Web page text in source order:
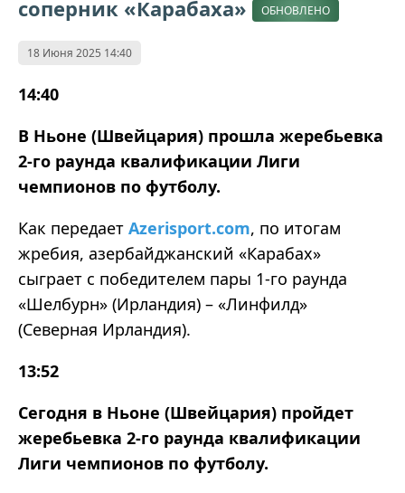
соперник «Карабаха»
ОБНОВЛЕНО
18 Июня 2025 14:40
14:40
В Ньоне (Швейцария) прошла жеребьевка
2-го раунда квалификации Лиги
чемпионов по футболу.
Как передает Аzerisport.com, по итогам
жребия, азербайджанский «Карабах»
сыграет с победителем пары 1-го раунда
«Шелбурн» (Ирландия) – «Линфилд»
(Северная Ирландия).
13:52
Сегодня в Ньоне (Швейцария) пройдет
жеребьевка 2-го раунда квалификации
Лиги чемпионов по футболу.